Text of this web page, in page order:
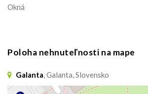
Okná
Poloha nehnuteľnosti na mape
Galanta, Galanta, Slovensko